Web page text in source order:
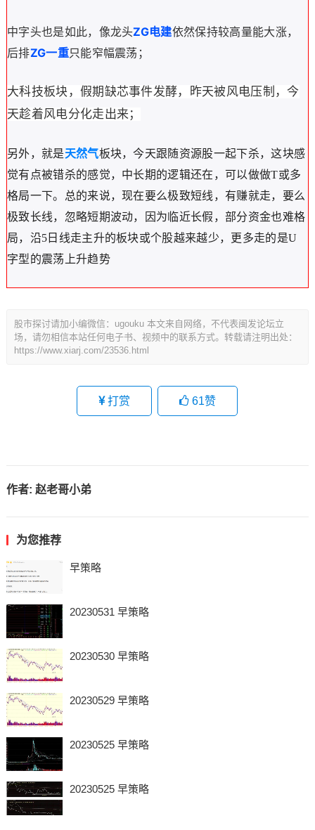
中字头也是如此，像龙头ZG电建依然保持较高量能大涨，
后排ZG一重只能窄幅震荡；
大科技板块，假期缺芯事件发酵，昨天被风电压制，今
天趁着风电分化走出来；
另外，就是天然气板块，今天跟随资源股一起下杀，这块感
觉有点被错杀的感觉，中长期的逻辑还在，可以做做T或多
格局一下。 总的来说，现在要么极致短线，有赚就走，要么
极致长线，忽略短期波动，因为临近长假，部分资金也难格
局，沿5日线走主升的板块或个股越来越少，更多走的是U
字型的震荡上升趋势
股市探讨请加小编微信：ugouku 本文来自网络，不代表闽发论坛立
场，请勿相信本站任何电子书、视频中的联系方式。转载请注明出处：
https://www.xiarj.com/23536.html
打赏 61赞
作者: 赵老哥小弟
为您推荐
早策略
20230531 早策略
20230530 早策略
20230529 早策略
20230525 早策略
20230525 早策略